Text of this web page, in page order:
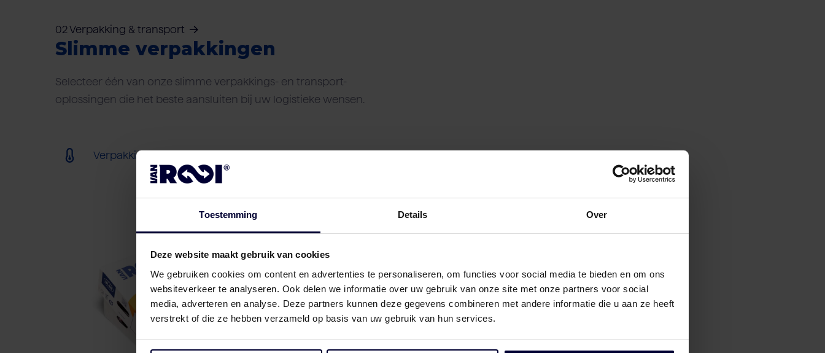
Toestemming Details Over
Deze website maakt gebruik van cookies
We gebruiken cookies om content en advertenties te personaliseren, om functies voor social media te bieden en om ons
websiteverkeer te analyseren. Ook delen we informatie over uw gebruik van onze site met onze partners voor social
media, adverteren en analyse. Deze partners kunnen deze gegevens combineren met andere informatie die u aan ze heeft
verstrekt of die ze hebben verzameld op basis van uw gebruik van hun services.
02 Verpakking & transport
Slimme verpakkingen
Selecteer één van onze slimme verpakkings- en transport-
oplossingen die het beste aansluiten bij uw logistieke wensen.
Verpakking (bevroren) (< 18ºC)